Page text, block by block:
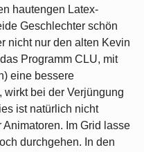
hautengen Latex-
Geschlechter schön
nicht nur den alten Kevin
Programm CLU, mit
eine bessere
bei der Verjüngung
ist natürlich nicht
Im Grid lasse
durchgehen. In den